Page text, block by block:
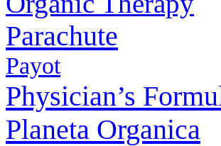
Parachute
Payot
Physiсian’s
Planeta Organica